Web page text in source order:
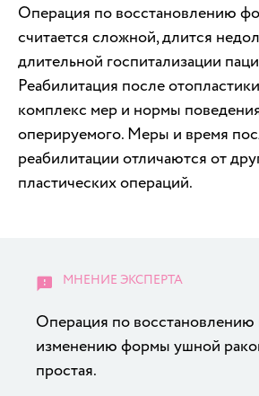
Операция по восстановлению
считается сложной, длится
длительной госпитализации
Реабилитация после
комплекс мер и нормы
оперируемого. Меры и время
реабилитации отличаются от
пластических операций.
Операция по восстановлению
изменению формы ушной
простая.